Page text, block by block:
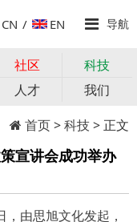
CN / EN 导航
社区
科技
人才
我们
首页>科技> 正文
宣讲会成功举办
，由思旭文化发起，